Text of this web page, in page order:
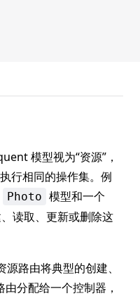
模型视为“资源”，
行相同的操作集。例
Photo 模型和一个
读取、更新或删除这
路由将典型的创建、
分配给一个控制器，